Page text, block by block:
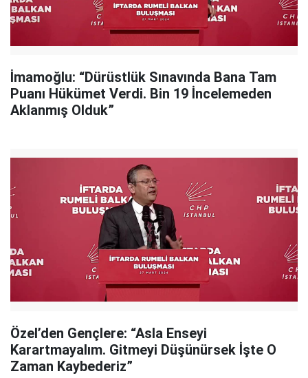
İmamoğlu: “Dürüstlük Sınavında Bana Tam
Puanı Hükümet Verdi. Bin 19 İncelemeden
Aklanmış Olduk”
Özel’den Gençlere: “Asla Enseyi
Karartmayalım. Gitmeyi Düşünürsek İşte O
Zaman Kaybederiz”